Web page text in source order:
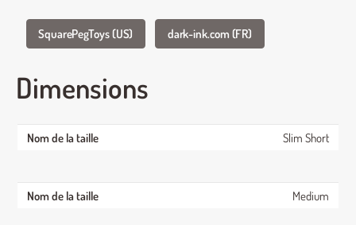
SquarePegToys (US) dark-ink.com (FR)
Dimensions
Slim Short
Medium